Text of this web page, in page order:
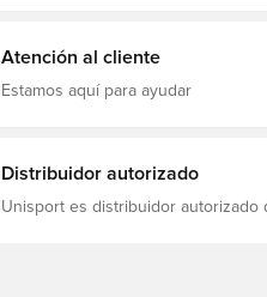
Atención al cliente
Estamos aquí para ayudar
Distribuidor autorizado
Unisport es distribuidor autorizado